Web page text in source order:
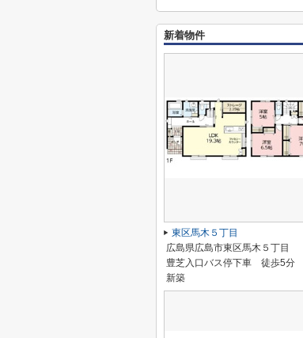
新着物件
東区馬木５丁目
広島県広島市東区馬木５丁目
豊芝入口バス停下車 徒歩5分
新築